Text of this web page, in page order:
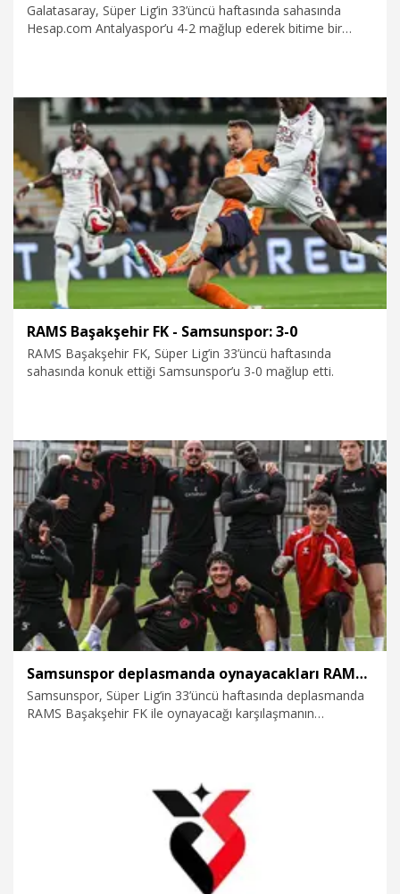
Galatasaray, Süper Lig’in 33’üncü haftasında sahasında
Hesap.com Antalyaspor’u 4-2 mağlup ederek bitime bir
tezahüratlarla takımlarına eşlik etti. Kutlamalar RAMS
Park’ta kısa sürede büyürken, oyuncular ve teknik ekip
sahada bir araya gelerek şampiyonluğu birlikte kutladı.
9.05.2026 Spor
RAMS Başakşehir FK - Samsunspor: 3-0
RAMS Başakşehir FK, Süper Lig’in 33’üncü haftasında
sahasında konuk ettiği Samsunspor’u 3-0 mağlup etti.
9.05.2026 Spor
Samsunspor deplasmanda oynayacakları RAMS Başakşehir maçına hazırlanıyor
Samsunspor, Süper Lig’in 33’üncü haftasında deplasmanda
RAMS Başakşehir FK ile oynayacağı karşılaşmanın